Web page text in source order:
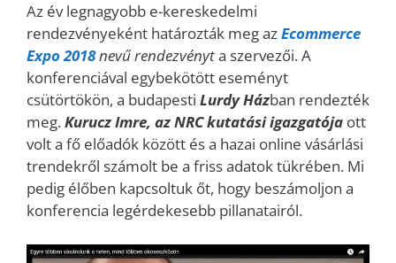
Az év legnagyobb e-kereskedelmi
rendezvényeként határozták meg azEcommerce
Expo 2018nevű rendezvényta szervezői. A
konferenciával egybekötött eseményt
csütörtökön, a budapesti Lurdy Házban rendezték
meg.Kurucz Imre, az NRC kutatási igazgatója ott
volt a fő előadók között és a hazai online vásárlási
trendekről számolt be a friss adatok tükrében. Mi
pedig élőben kapcsoltuk őt, hogy beszámoljon a
konferencia legérdekesebb pillanatairól.